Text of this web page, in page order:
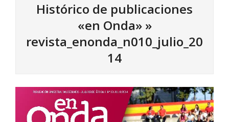
Histórico de publicaciones
«en Onda» »
revista_enonda_n010_julio_20
14